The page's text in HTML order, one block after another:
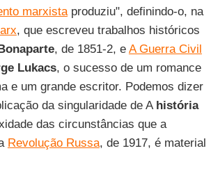
marxistaproduziu", definindo-o, na
, que escreveu trabalhos históricos
, de 1851-2, e A Guerra Civil
Lukacs, o sucesso de um romance
e um grande escritor. Podemos dizer
da singularidade de A história
das circunstâncias que a
Revolução Russa, de 1917, é material